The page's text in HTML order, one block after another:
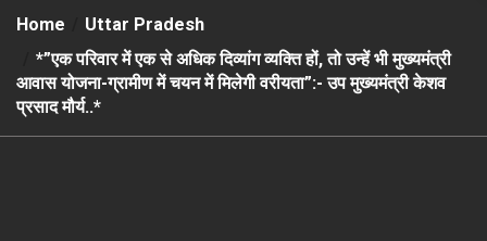
Home
Uttar Pradesh
*”एक परिवार में एक से अधिक दिव्यांग व्यक्ति हों, तो उन्हें भी मुख्यमंत्री
आवास योजना-ग्रामीण में चयन में मिलेगी वरीयता”:- उप मुख्यमंत्री केशव
प्रसाद मौर्य..*